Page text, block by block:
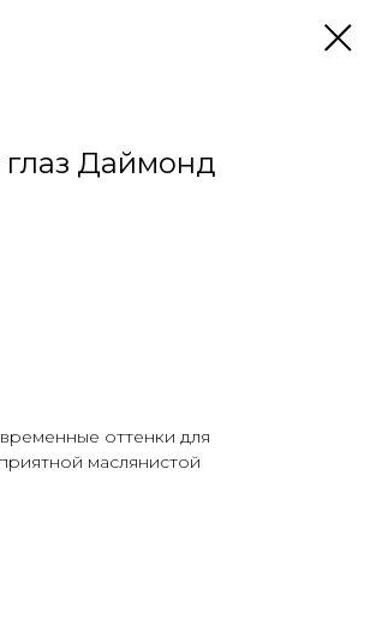
глаз Даймонд
оттенки для
маслянистой